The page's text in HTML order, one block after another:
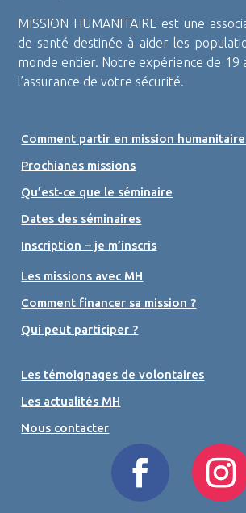
MISSION HUMANITAIRE est une
de santé destinée à aider les
monde entier. Notre expérience de 19
l’assurance de votre sécurité.
Comment partir en mission humanitaire
Prochianes missions
Qu’est-ce que le séminaire
Dates des séminaires
Inscription – je m’inscris
Les missions avec MH
Comment financer sa mission ?
Qui peut participer ?
Les témoignages de volontaires
Les actualités MH
Nous contacter